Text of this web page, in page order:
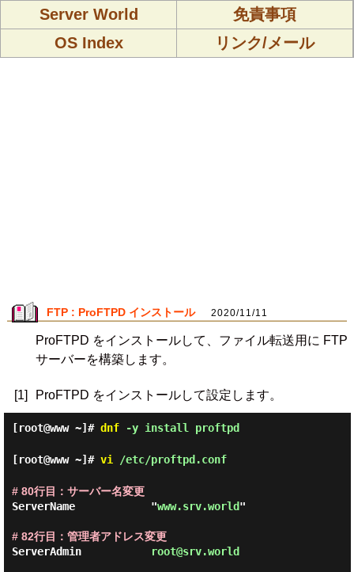
Server World
免責事項
OS Index
リンク/メール
FTP : ProFTPD インストール 2020/11/11
ProFTPD をインストールして、ファイル転送用に FTP
サーバーを構築します。
[1] ProFTPD をインストールして設定します。
[root@www ~]# dnf-y install proftpd
[root@www ~]# vi /etc/proftpd.conf
# 80行目：サーバー名変更
ServerName            "www.srv.world"
# 82行目：管理者アドレス変更
ServerAdmin
root@srv.world